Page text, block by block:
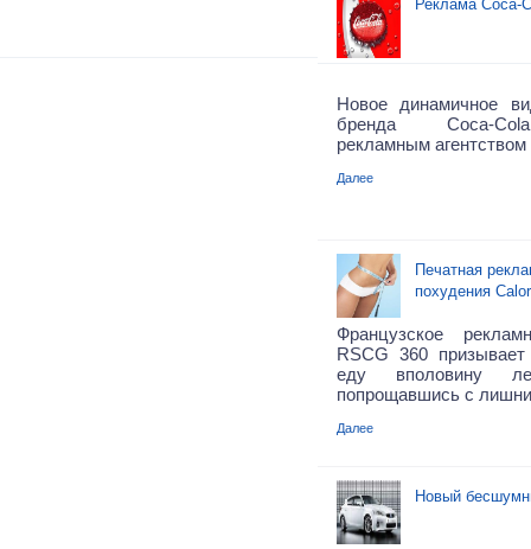
Реклама Coca-
Новое динамичное
бренда Coca-
рекламным
Далее
Печатная
похудения
Французское
RSCG 360
еду вполовину
попрощавшись с
Далее
Новый